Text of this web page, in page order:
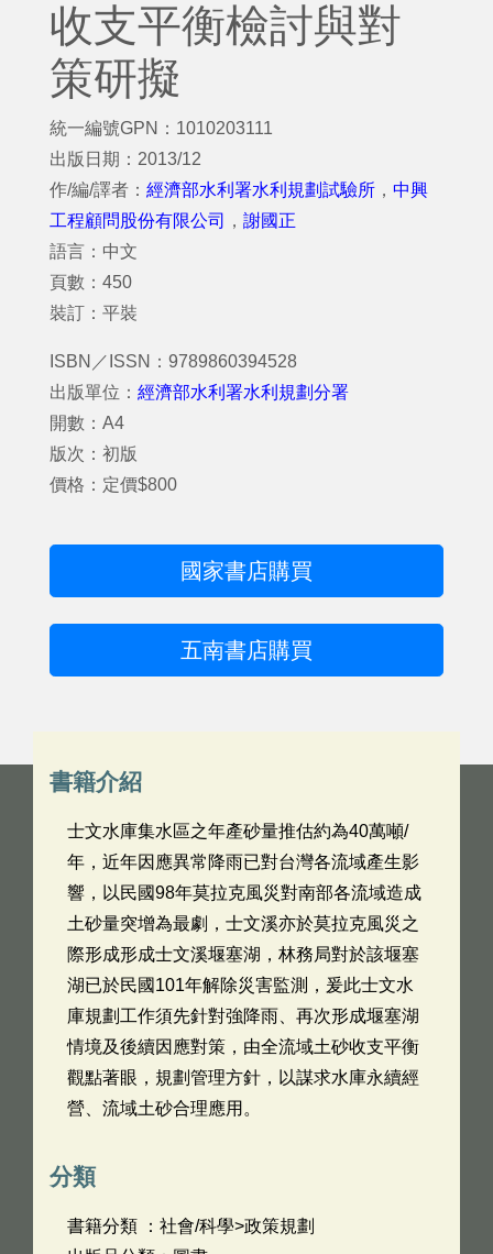
收支平衡檢討與對
策研擬
統一編號GPN：1010203111
出版日期：2013/12
作/編/譯者： 經濟部水利署水利規劃試驗所 ， 中興
工程顧問股份有限公司
， 謝國正
語言：中文
頁數：450
裝訂：平裝
ISBN／ISSN：9789860394528
出版單位： 經濟部水利署水利規劃分署
開數：A4
版次：初版
價格：定價$800
國家書店購買
五南書店購買
書籍介紹
士文水庫集水區之年產砂量推估約為40萬噸/
年，近年因應異常降雨已對台灣各流域產生影
響，以民國98年莫拉克風災對南部各流域造成
土砂量突增為最劇，士文溪亦於莫拉克風災之
際形成形成士文溪堰塞湖，林務局對於該堰塞
湖已於民國101年解除災害監測，爰此士文水
庫規劃工作須先針對強降雨、再次形成堰塞湖
情境及後續因應對策，由全流域土砂收支平衡
觀點著眼，規劃管理方針，以謀求水庫永續經
營、流域土砂合理應用。
分類
書籍分類 ：社會/科學>政策規劃